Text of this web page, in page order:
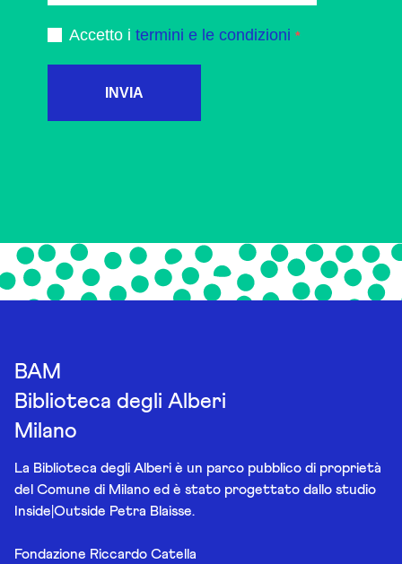
Accetto i termini e le condizioni
INVIA
BAM
Biblioteca degli Alberi
Milano
La Biblioteca degli Alberi è un parco pubblico di proprietà
del Comune di Milano ed è stato progettato dallo studio
Inside|Outside Petra Blaisse.
Fondazione Riccardo Catella